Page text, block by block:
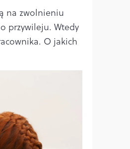
na zwolnieniu
przywileju. Wtedy
O jakich